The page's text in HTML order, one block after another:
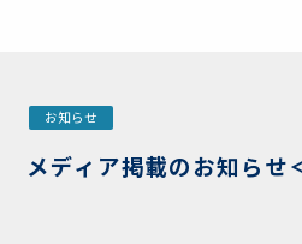
お知らせ
メディア掲載のお知ら